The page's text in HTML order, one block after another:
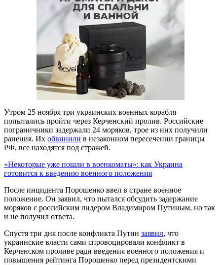
Утром 25 ноября три украинских военных корабля
попытались пройти через Керченский пролив. Российские
пограничники задержали 24 моряков, трое из них получили
ранения. Их обвинили в незаконном пересечении границы
РФ, все находятся под стражей.
«Некоторые уже пошли в военкоматы»: как Украина
готовится к введению военного положения
После инцидента Порошенко ввел в стране военное
положение. Он заявил, что пытался обсудить задержание
моряков с российским лидером Владимиром Путиным, но так
и не получил ответа.
Спустя три дня после конфликта Путин заявил, что
украинские власти сами спровоцировали конфликт в
Керченском проливе ради введения военного положения и
повышения рейтинга Порошенко перед президентскими